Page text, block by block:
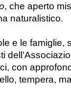
, che aperto
naturalistico.
e le famiglie,
con
tempera,